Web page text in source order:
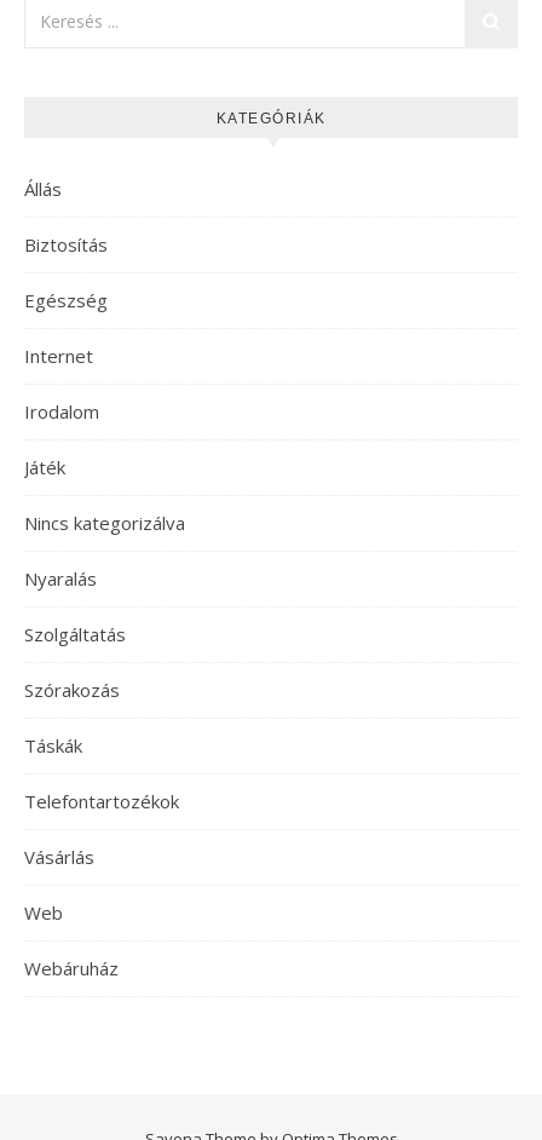
KATEGÓRIÁK
Állás
Biztosítás
Egészség
Internet
Irodalom
Játék
Nincs kategorizálva
Nyaralás
Szolgáltatás
Szórakozás
Táskák
Telefontartozékok
Vásárlás
Web
Webáruház